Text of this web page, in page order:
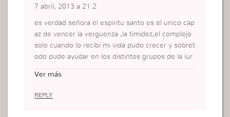
7 abril, 2013 a 21:2
es verdad señora el espiritu santo es el unico cap
az de vencer la verguenza ,la timidez,el complejo
solo cuando lo recibi mi vida pudo crecer y sobret
odo pude ayudar en los distintos grupos de la iur
Ver más
REPLY